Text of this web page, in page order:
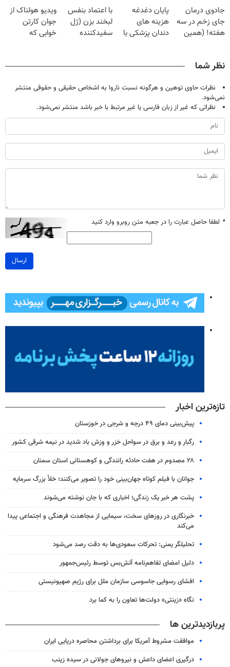
میلیون تومان!!!
میلیون !
جادوی درمان
جای زخم در سه
هفته! (همین
پایان دغدغه
هزینه های
دندان پزشکی با
با اعتماد بنفس
لبخند بزن (ژل
سفیدکننده
ویدیو هولناک از
جوان کارتن
خوابی که
نظر شما
نظرات حاوی توهین و هرگونه نسبت ناروا به اشخاص حقیقی و حقوقی منتشر
نمی‌شود.
نظراتی که غیر از زبان فارسی یا غیر مرتبط با خبر باشد منتشر نمی‌شود.
* لطفا حاصل عبارت را در جعبه متن روبرو وارد کنید
ارسال
تازه‌ترین اخبار
پیش‌بینی دمای ۴۹ درجه و شرجی در خوزستان
رگبار و رعد و برق در سواحل خزر و وزش باد شدید در نیمه شرقی کشور
۲۸ مصدوم در هفت حادثه رانندگی و کوهستانی استان سمنان
جوانان با فیلم کوتاه جهان‌بینی خود را تصویر می‌کنند؛ خلأ بزرگ سرمایه
پشت هر خبر یک زندگی؛ اخباری که با جان نوشته می‌شوند
خبرنگاری در روزهای سخت، سیمایی از مجاهدت فرهنگی و اجتماعی پیدا
می‌کند
تحلیلگر یمنی: تحرکات سعودی‌ها به دقت رصد می‌شود
دلیل امضای تفاهم‌نامه آتش‌بس توسط رئیس‌جمهور
افشای رسوایی جاسوسی سازمان ملل برای رژیم صهیونیستی
نگاه «زینتی» دولت‌ها تعاون را به کما برد
پربازدیدترین ها
موافقت مشروط آمریکا برای برداشتن محاصره دریایی ایران
درگیری اعضای داعش و نیروهای جولانی در سیده زینب